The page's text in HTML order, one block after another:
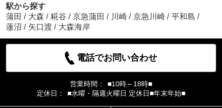
駅から探す
蒲田 / 大森 / 糀谷 / 京急蒲田 / 川崎 / 京急川崎 / 平和島 /
蓮沼 / 矢口渡 / 大森海岸
電話でお問い合わせ
営業時間：
■10時～18時■
定休日：
■水曜・隔週火曜日 定休日■年末年始■